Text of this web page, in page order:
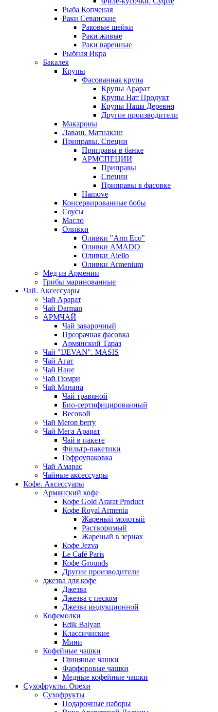
Рыба Копченая
Раки Севанские
Раковые шейки
Раки живые
Раки варенные
Рыбная Икра
Бакалея
Крупы
Фасованная крупа
Крупы Арарат
Крупы Нат Продукт
Крупы Наша Деревня
Другие производители
Макароны
Лаваш. Матнакаш
Приправы. Специи
Приправы в банке
АРМСПЕЦИИ
Приправы
Специи
Приправы в фасовке
Hamove
Консервированные бобы
Соусы
Масло
Оливки
Оливки "Arm Eco"
Оливки AMADO
Оливки Aiello
Оливки Armenium
Мед из Армении
Грибы маринованные
Чай. Аксессуары
Чай Арарат
Чай Darman
АРМЧАЙ
Чай заварочный
Прозрачная фасовка
Армянский Тараз
Чай "IJEVAN". MASIS
Чай Агат
Чай Нане
Чай Гюмри
Чай Манана
Чай травяной
Био-сертифицированный
Весовой
Чай Meron berry
Чай Мега Арарат
Чай в пакете
Фильтр-пакетики
Гофроупаковка
Чай Амарас
Чайные аксессуары
Кофе. Аксессуары
Армянский кофе
Кофе Gold Ararat Product
Кофе Royal Armenia
Жареный молотый
Растворимый
Жареный в зернах
Кофе Jezva
Le Café Paris
Кофе Grounds
Другие производители
джезва для кофе
Джезва
Джезва с песком
Джезва индукционной
Кофемолки
Edik Balyan
Классичиские
Мини
Кофейные чашки
Глиняные чашки
Фарфоровые чашки
Медные кофейные чашки
Сухофрукты. Орехи
Сухофрукты
Подарочные наборы